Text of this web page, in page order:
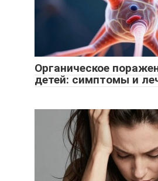
Органическое
детей: симптомы и